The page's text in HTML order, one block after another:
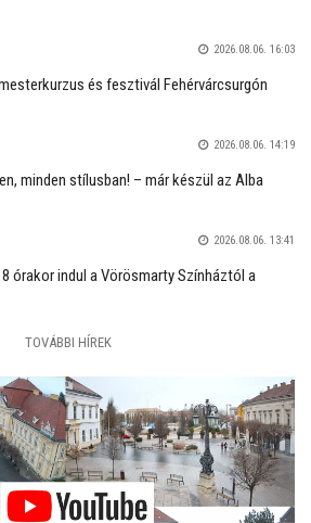
2026.08.06. 16:03
és fesztivál Fehérvárcsurgón
2026.08.06. 14:19
minden stílusban! – már készül az Alba
2026.08.06. 13:41
órakor indul a Vörösmarty Színháztól a
TOVÁBBI HÍREK